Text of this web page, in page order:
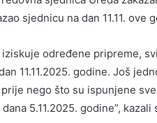
sjednicu na dan 11.11.
određene pripreme,
11.11.2025. godine. Još
nego što su ispunjene
5.11.2025. godine”, kazali